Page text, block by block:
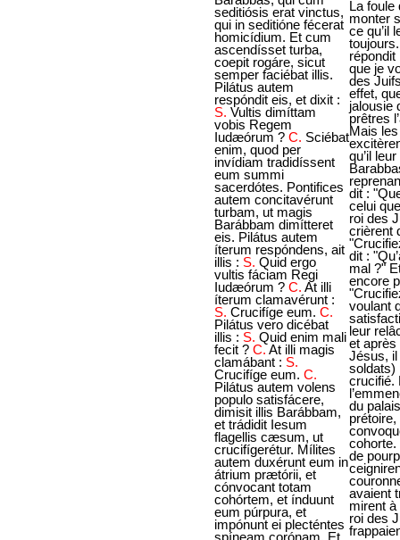
seditiósis erat vinctus,
qui in seditióne fécerat
homicídium. Et cum
ascendísset turba,
coepit rogáre, sicut
semper faciébat illis.
Pilátus autem
respóndit eis, et dixit :
S. Vultis dimíttam
vobis Regem
Iudæórum ? C. Sciébat
enim, quod per
invídiam tradidíssent
eum summi
sacerdótes. Pontifices
autem concitavérunt
turbam, ut magis
Barábbam dimítteret
eis. Pilátus autem
íterum respóndens, ait
illis : S. Quid ergo
vultis fáciam Regi
Iudæórum ? C. At illi
íterum clamavérunt :
S. Crucifíge eum. C.
Pilátus vero dicébat
illis : S. Quid enim mali
fecit ? C.At illi magis
clamábant : S.
Crucifíge eum. C.
Pilátus autem volens
populo satisfácere,
dimisit illis Barábbam,
et trádidit Iesum
flagellis cæsum, ut
crucifígerétur. Mílites
autem duxérunt eum in
átrium prætórii, et
cónvocant totam
cohórtem, et índuunt
eum púrpura, et
impónunt ei plecténtes
spíneam corónam. Et